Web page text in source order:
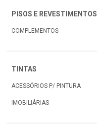
PISOS E REVESTIMENTOS
COMPLEMENTOS
TINTAS
ACESSÓRIOS P/ PINTURA
IMOBILIÁRIAS